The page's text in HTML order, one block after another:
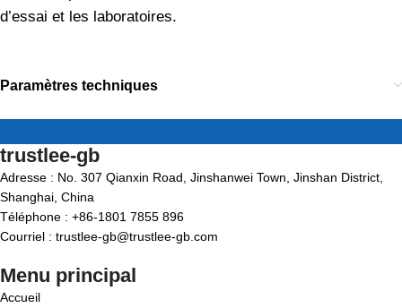
d’essai et les laboratoires.
Paramètres techniques
trustlee-gb
Adresse : No. 307 Qianxin Road, Jinshanwei Town, Jinshan District,
Shanghai, China
Téléphone : +86-1801 7855 896
Courriel : trustlee-gb@trustlee-gb.com
Menu principal
Accueil